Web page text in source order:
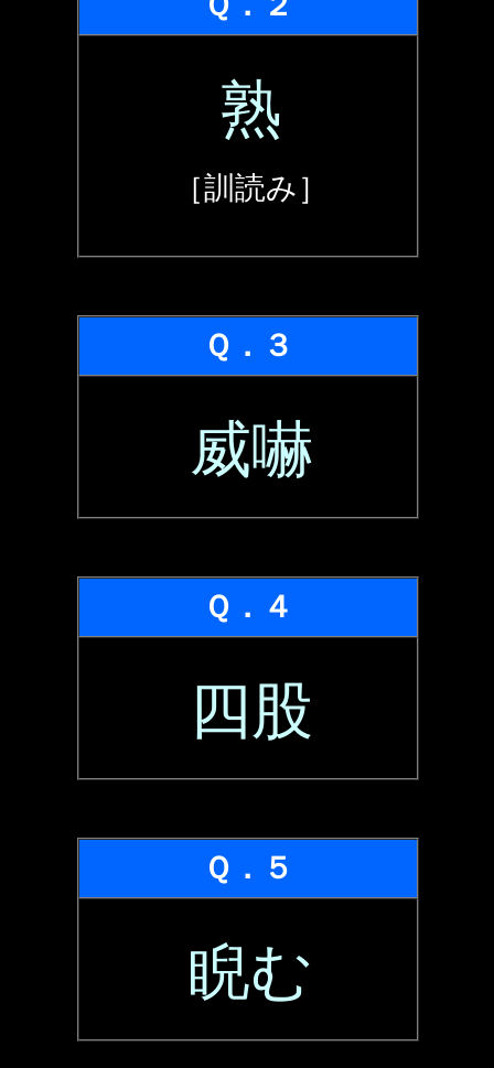
熟
［訓読み］
Ｑ．３
威嚇
Ｑ．４
四股
Ｑ．５
睨む